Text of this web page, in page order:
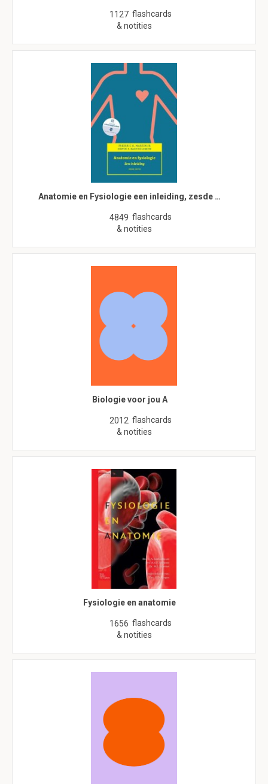
1127 flashcards
& notities
Anatomie en Fysiologie een inleiding, zesde …
4849 flashcards
& notities
Biologie voor jou A
2012 flashcards
& notities
Fysiologie en anatomie
1656 flashcards
& notities